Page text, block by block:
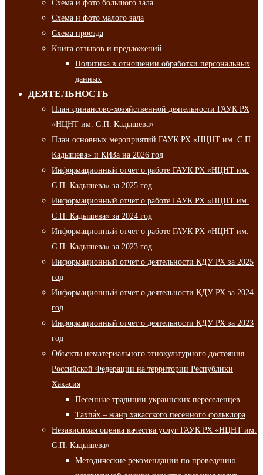
Схема и фото большого зала
Схема и фото малого зала
Схема проезда
Книга отзывов и предложений
Политика в отношении обработки персональных
данных
ДЕЯТЕЛЬНОСТЬ
План финансово-хозяйственной деятельности ГАУК РХ
«НЦНТ им. С.П. Кадышева»
План основных мероприятий ГАУК РХ «НЦНТ им. С.П.
Кадышева» и КИЗа на 2026 год
Информационный отчет о работе ГАУК РХ «НЦНТ им.
С.П. Кадышева» за 2025 год
Информационный отчет о работе ГАУК РХ «НЦНТ им.
С.П. Кадышева» за 2024 год
Информационный отчет о работе ГАУК РХ «НЦНТ им.
С.П. Кадышева» за 2023 год
Информационный отчет о деятельности КДУ РХ за 2025
год
Информационный отчет о деятельности КДУ РХ за 2024
год
Информационный отчет о деятельности КДУ РХ за 2023
год
Объекты нематериального этнокультурного достояния
Российской Федерации на территории Республики
Хакасия
Песенные традиции украинских переселенцев
Тахпа́х – жанр хакасского песенного фольклора
Независимая оценка качества услуг ГАУК РХ «НЦНТ им.
С.П. Кадышева»
Методические рекомендации по проведению